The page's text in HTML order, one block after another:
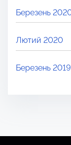
Березень
Лютий 2020
Березень 2019